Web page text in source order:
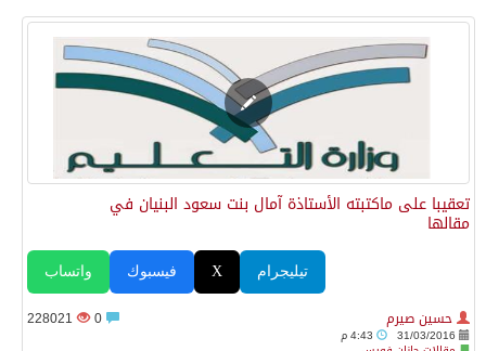
تعقيبا على ماكتبته الأستاذة آمال بنت سعود البنيان في
مقالها
واتساب فيسبوك X تيليجرام
حسين صيرم
31/03/2016
228021